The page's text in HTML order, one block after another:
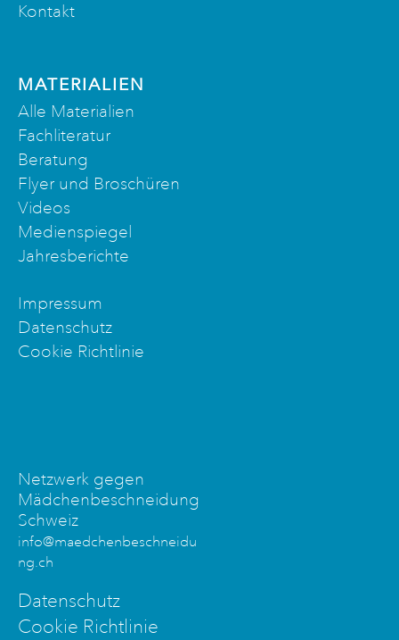
Kontakt
MATERIALIEN
Alle Materialien
Fachliteratur
Beratung
Flyer und Broschüren
Videos
Medienspiegel
Jahresberichte
Impressum
Datenschutz
Cookie Richtlinie
Netzwerk gegen
Mädchenbeschneidung
Schweiz
info@maedchenbeschneidu
ng.ch
Datenschutz
Cookie Richtlinie